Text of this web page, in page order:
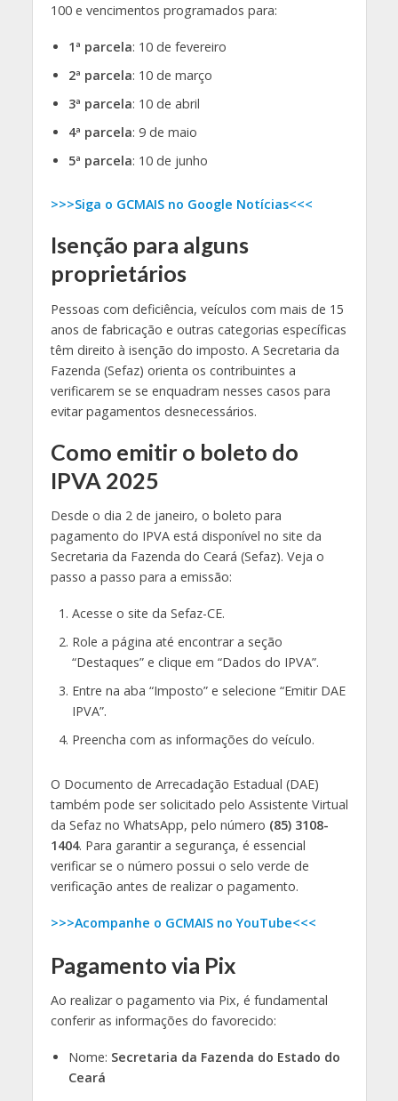
100 e vencimentos programados para:
1ª parcela: 10 de fevereiro
2ª parcela: 10 de março
3ª parcela: 10 de abril
4ª parcela: 9 de maio
5ª parcela: 10 de junho
>>>Siga o GCMAIS no Google Notícias<<<
Isenção para alguns
proprietários
Pessoas com deficiência, veículos com mais de 15
anos de fabricação e outras categorias específicas
têm direito à isenção do imposto. A Secretaria da
Fazenda (Sefaz) orienta os contribuintes a
verificarem se se enquadram nesses casos para
evitar pagamentos desnecessários.
Como emitir o boleto do
IPVA 2025
Desde o dia 2 de janeiro, o boleto para
pagamento do IPVA está disponível no site da
Secretaria da Fazenda do Ceará (Sefaz). Veja o
passo a passo para a emissão:
Acesse o site da Sefaz-CE.
Role a página até encontrar a seção
“Destaques” e clique em “Dados do IPVA”.
Entre na aba “Imposto” e selecione “Emitir DAE
IPVA”.
Preencha com as informações do veículo.
O Documento de Arrecadação Estadual (DAE)
também pode ser solicitado pelo Assistente Virtual
da Sefaz no WhatsApp, pelo número (85) 3108-
1404. Para garantir a segurança, é essencial
verificar se o número possui o selo verde de
verificação antes de realizar o pagamento.
>>>Acompanhe o GCMAIS no YouTube<<<
Pagamento via Pix
Ao realizar o pagamento via Pix, é fundamental
conferir as informações do favorecido:
Nome: Secretaria da Fazenda do Estado do
Ceará